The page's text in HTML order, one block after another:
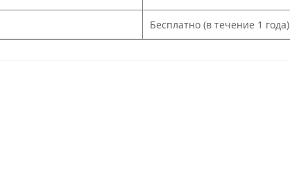
Бесплатно (в течение 1 года)